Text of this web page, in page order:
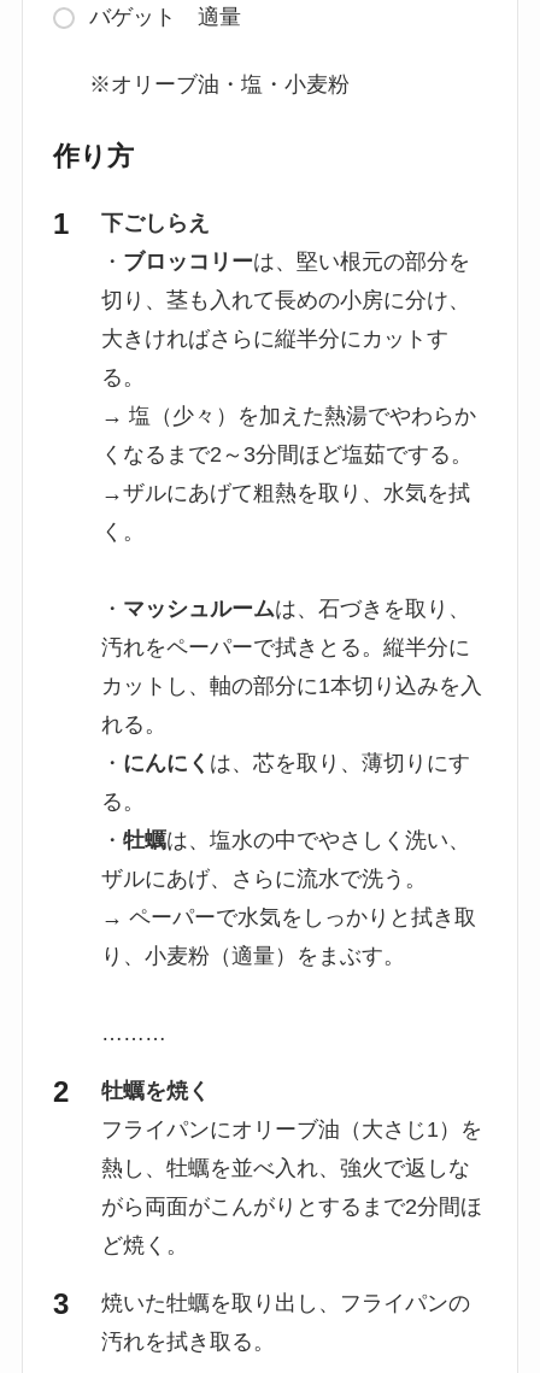
バゲット 適量
※オリーブ油・塩・小麦粉
作り方
下ごしらえ
・ ブロッコリーは、堅い根元の部分を
切り、茎も入れて長めの小房に分け、
大きければさらに縦半分にカットす
る。
→ 塩（少々）を加えた熱湯でやわらか
くなるまで2～3分間ほど塩茹でする。
→ザルにあげて粗熱を取り、水気を拭
く。
・ マッシュルームは、石づきを取り、
汚れをペーパーで拭きとる。縦半分に
カットし、軸の部分に1本切り込みを入
れる。
・ にんにく は、芯を取り、薄切りにす
る。
・ 牡蠣は、塩水の中でやさしく洗い、
ザルにあげ、さらに流水で洗う。
→ ペーパーで水気をしっかりと拭き取
り、小麦粉（適量）をまぶす。
………
牡蠣を焼く
フライパンにオリーブ油（大さじ1）を
熱し、牡蠣を並べ入れ、強火で返しな
がら両面がこんがりとするまで2分間ほ
ど焼く。
焼いた牡蠣を取り出し、フライパンの
汚れを拭き取る。